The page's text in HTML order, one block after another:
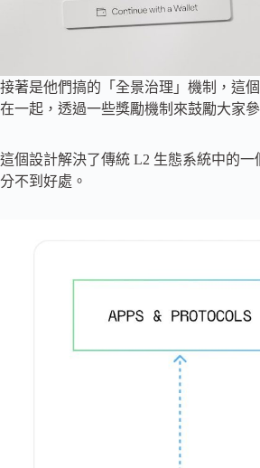
接著是他們搞的「全景治理」機制，這
在一起，透過一些獎勵機制來鼓勵大家參
這個設計解決了傳統 L2 生態系統中的
分不到好處。